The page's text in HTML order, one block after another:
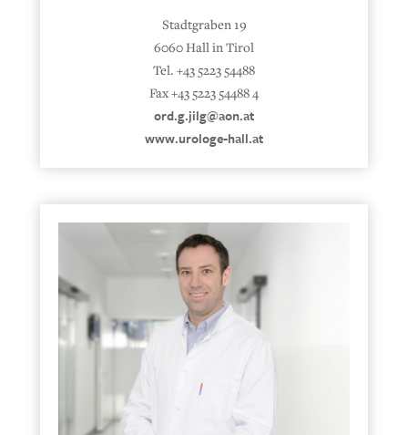
Stadtgraben 19
6060 Hall in Tirol
Tel. +43 5223 54488
Fax +43 5223 54488 4
ord.g.jilg@aon.at
www.urologe-hall.at